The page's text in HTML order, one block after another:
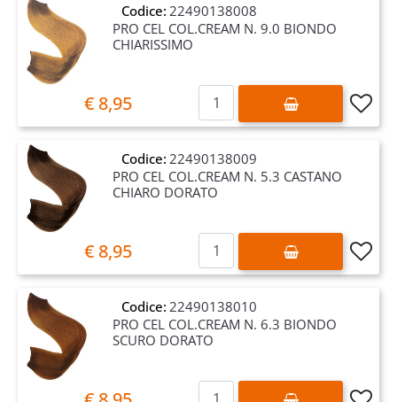
Codice: 22490138008
PRO CEL COL.CREAM N. 9.0 BIONDO
CHIARISSIMO
€ 8,95 Quantità
Codice: 22490138009
PRO CEL COL.CREAM N. 5.3 CASTANO
CHIARO DORATO
€ 8,95 Quantità
Codice: 22490138010
PRO CEL COL.CREAM N. 6.3 BIONDO
SCURO DORATO
Quantità